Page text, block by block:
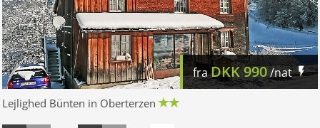
fraDKK990/nat
Lejlighed Bünten in Oberterzen